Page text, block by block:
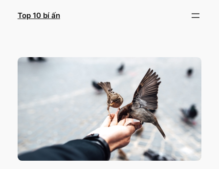
dung
Top 10 bí ấn